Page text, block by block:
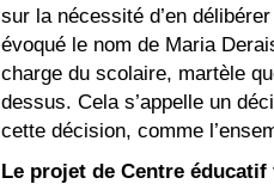
sur la nécessité d’en
évoqué le nom de Maria
charge du scolaire, martèle
dessus. Cela s’appelle un
cette décision, comme
Le projet de Centre